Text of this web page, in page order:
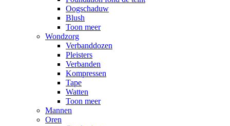
Oogschaduw
Blush
Toon meer
Wondzorg
Verbanddozen
Pleisters
Verbanden
Kompressen
Tape
Watten
Toon meer
Mannen
Oren